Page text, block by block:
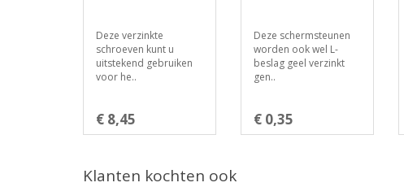
Deze verzinkte
schroeven kunt u
uitstekend gebruiken
voor he..
€ 8,45
Deze schermsteunen
worden ook wel L-
beslag geel verzinkt
gen..
€ 0,35
Klanten kochten ook